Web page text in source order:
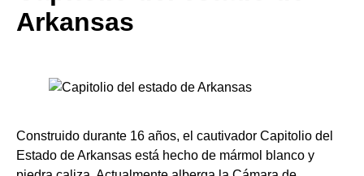
Arkansas
Construido durante 16 años, el cautivador Capitolio del
Estado de Arkansas está hecho de mármol blanco y